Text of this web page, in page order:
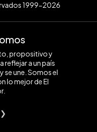
1999-2026
propositivo y
reflejar a un país
se une. Somos el
lo mejor de El